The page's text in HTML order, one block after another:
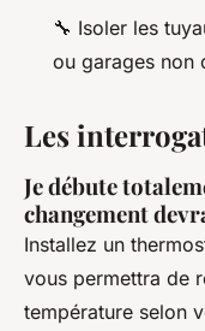
🔧 Isoler les
ou garages non
Les
Je débute
changement
Installez un
vous permettra de
température selon